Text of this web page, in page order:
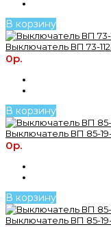
В корзину
Выключатель ВП 73-
0р.
В корзину
Выключатель ВП 85-19-
0р.
В корзину
Выключатель ВП 85-19-